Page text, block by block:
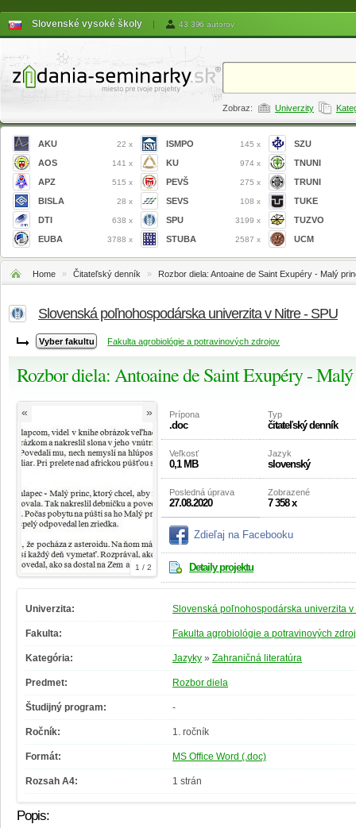
Slovenské vysoké školy | 43 396 autorov
Zobraz: Univerzity
AKU 22 x
AOS 141 x
APZ 515 x
BISLA 28 x
DTI 638 x
EUBA 3788 x
ISMPO 145 x
KU 974 x
PEVŠ 275 x
SEVS 108 x
SPU 3199 x
STUBA 2587 x
SZU
TNUNI
TRUNI
TUKE
TUZVO
UCM
Home » Čitateľský denník » Rozbor diela: Antoaine de Saint Exupéry - Malý
Slovenská poľnohospodárska univerzita v Nitre - SPU
Fakulta agrobiológie a potravinových zdrojov
Rozbor diela: Antoaine de Saint Exupéry -
1 / 2
« » Prípona
.doc
Typ
čitateľský denník
Veľkosť
0,1 MB
Jazyk
slovenský
Posledná úprava
27.08.2020
Zobrazené
7 358 x
Zdieľaj na Facebooku
Detaily projektu
Univerzita: Slovenská poľnohospodárska univerzita v
Fakulta: Fakulta agrobiológie a potravinových
Kategória: Jazyky » Zahraničná literatúra
Predmet: Rozbor diela
Študijný program: -
Ročník: 1. ročník
Formát: MS Office Word (.doc)
Rozsah A4: 1 strán
Popis: